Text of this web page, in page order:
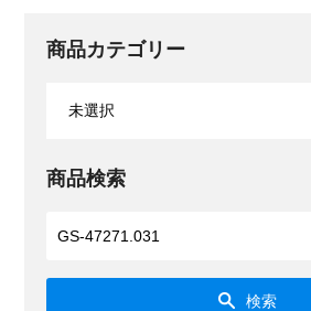
商品カテゴリー
商品検索
検索